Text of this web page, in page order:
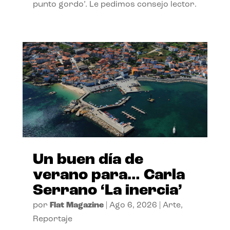
punto gordo’. Le pedimos consejo lector.
Un buen día de
verano para… Carla
Serrano ‘La inercia’
por Flat Magazine| Ago 6, 2026 Arte,
Reportaje